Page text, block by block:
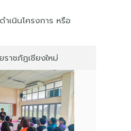
เนินโครงการ หรือ
าชภัฏเชียงใหม่